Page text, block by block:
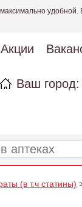
Акции
Ваш город:
(в т.ч статины)